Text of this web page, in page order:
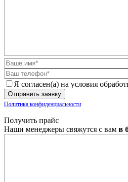
Я согласен(а) на условия
Политика конфиденциальности
Получить прайс
Наши менеджеры свяжутся с вам в